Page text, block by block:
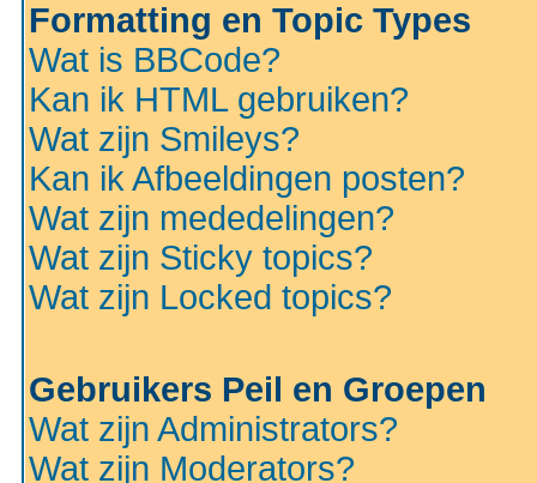
Formatting en Topic Types
Wat is BBCode?
Kan ik HTML gebruiken?
Wat zijn Smileys?
Kan ik Afbeeldingen posten?
Wat zijn mededelingen?
Wat zijn Sticky topics?
Wat zijn Locked topics?
Gebruikers Peil en Groepen
Wat zijn Administrators?
Wat zijn Moderators?